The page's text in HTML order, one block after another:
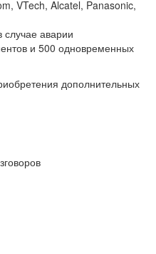
VTech, Alcatel, Panasonic,
случае аварии
и 500 одновременных
дополнительных